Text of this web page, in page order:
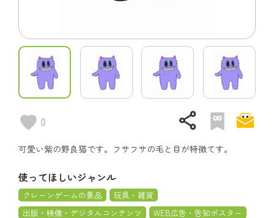
0 share
可愛い紫の野良猫です。フサフサの毛と目が特徴てす。
使ってほしいジャンル
クレーンゲームの景品
玩具・雑貨
出版・映像・デジタルコンテンツ
WEB広告・告知ポスター